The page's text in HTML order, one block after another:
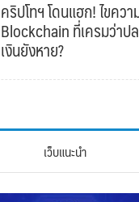
คริปโทฯ โดนแฮก! ไขคว
Blockchain ที่เครมว่า
เงินยังหาย?
เว็บแนะนำ